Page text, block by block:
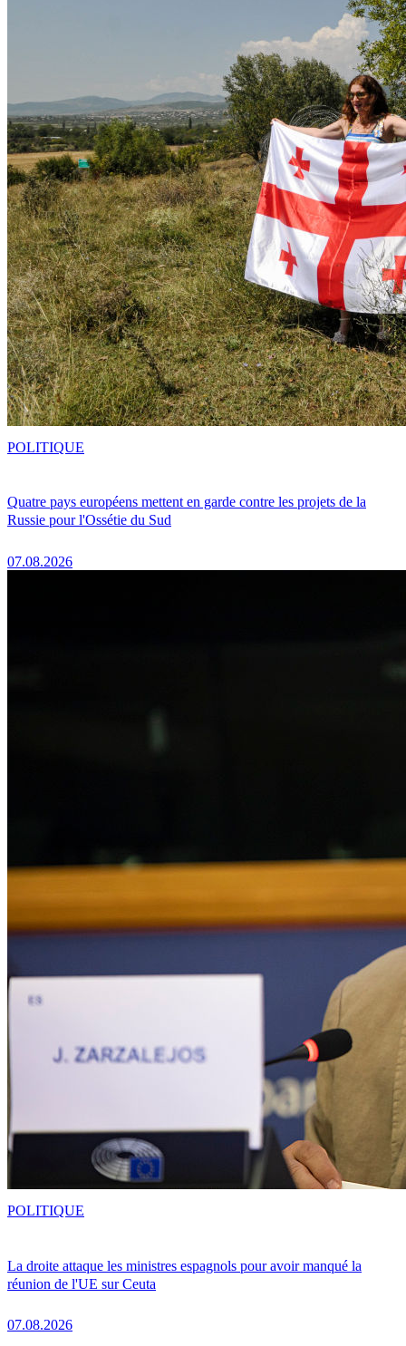
Quatre pays européens mettent en garde contre les projets de la
Russie pour l'Ossétie du Sud
07.08.2026
POLITIQUE
La droite attaque les ministres espagnols pour avoir manqué la
réunion de l'UE sur Ceuta
07.08.2026
POLITIQUE